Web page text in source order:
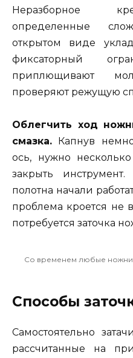
Неразборное
определенные
открытом виде
фиксаторный
приплющивают
проверяют режущую
Облегчить ход
смазка. Капнув
ось, нужно
закрыть
полотна начали
проблема кроется не
потребуется заточка
Со временем любые
Способы
Самостоятельно
рассчитанные на